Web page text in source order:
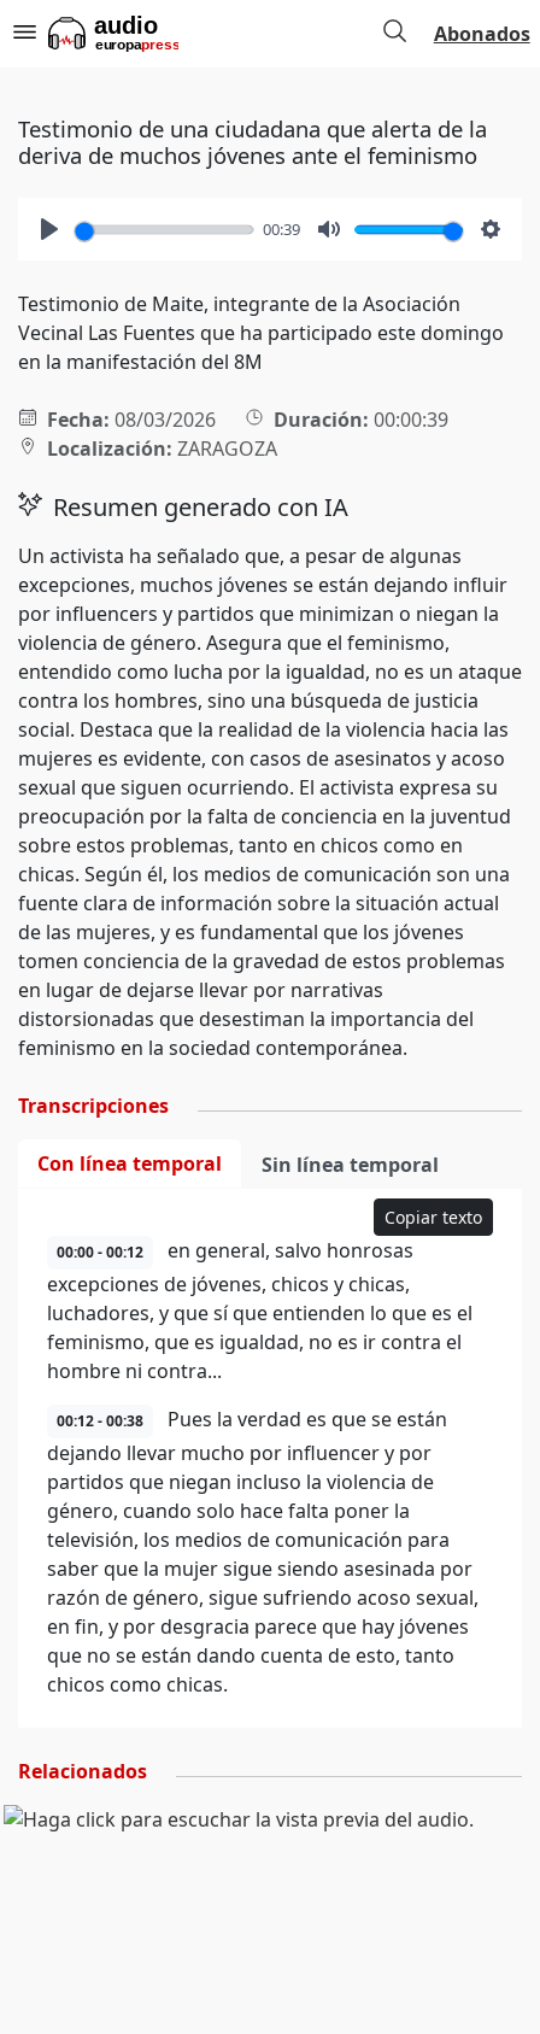
Abonados
Testimonio de una ciudadana que alerta de la
deriva de muchos jóvenes ante el feminismo
00:39
Testimonio de Maite, integrante de la Asociación
Vecinal Las Fuentes que ha participado este domingo
en la manifestación del 8M
Fecha: 08/03/2026 Duración: 00:00:39
Localización: ZARAGOZA
Resumen generado con IA
Un activista ha señalado que, a pesar de algunas
excepciones, muchos jóvenes se están dejando influir
por influencers y partidos que minimizan o niegan la
violencia de género. Asegura que el feminismo,
entendido como lucha por la igualdad, no es un ataque
contra los hombres, sino una búsqueda de justicia
social. Destaca que la realidad de la violencia hacia las
mujeres es evidente, con casos de asesinatos y acoso
sexual que siguen ocurriendo. El activista expresa su
preocupación por la falta de conciencia en la juventud
sobre estos problemas, tanto en chicos como en
chicas. Según él, los medios de comunicación son una
fuente clara de información sobre la situación actual
de las mujeres, y es fundamental que los jóvenes
tomen conciencia de la gravedad de estos problemas
en lugar de dejarse llevar por narrativas
distorsionadas que desestiman la importancia del
feminismo en la sociedad contemporánea.
Transcripciones
Con línea temporal Sin línea temporal
Copiar texto
00:00 - 00:12
en general, salvo honrosas
excepciones de jóvenes, chicos y chicas,
luchadores, y que sí que entienden lo que es el
feminismo, que es igualdad, no es ir contra el
hombre ni contra...
00:12 - 00:38
Pues la verdad es que se están
dejando llevar mucho por influencer y por
partidos que niegan incluso la violencia de
género, cuando solo hace falta poner la
televisión, los medios de comunicación para
saber que la mujer sigue siendo asesinada por
razón de género, sigue sufriendo acoso sexual,
en fin, y por desgracia parece que hay jóvenes
que no se están dando cuenta de esto, tanto
chicos como chicas.
Relacionados